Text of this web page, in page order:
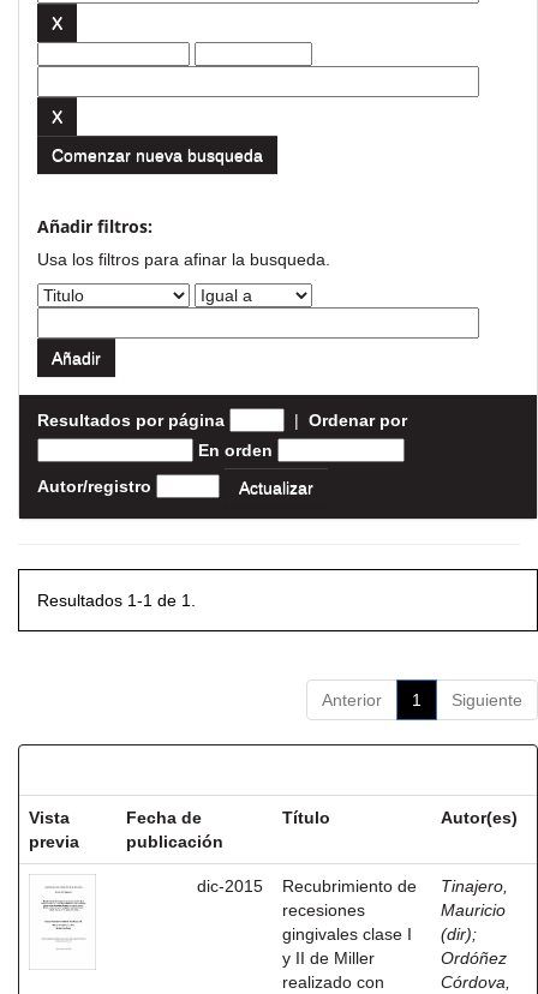
Comenzar nueva busqueda
Añadir filtros:
Usa los filtros para afinar la busqueda.
Resultados por página | Ordenar por
En orden
Autor/registro
Resultados 1-1 de 1.
Anterior 1 Siguiente
Vista
previa
Fecha de
publicación
Título Autor(es)
dic-2015
Recubrimiento de
recesiones
gingivales clase I
y II de Miller
realizado con
Tinajero,
Mauricio
(dir);
Ordóñez
Córdova,